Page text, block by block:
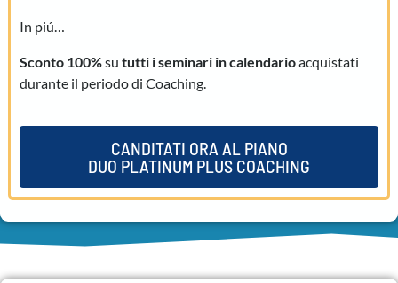
In piú…
Sconto 100%su tutti i seminari in calendarioacquistati
durante il periodo di Coaching.
CANDITATI ORA AL PIANO
DUO PLATINUM PLUS COACHING